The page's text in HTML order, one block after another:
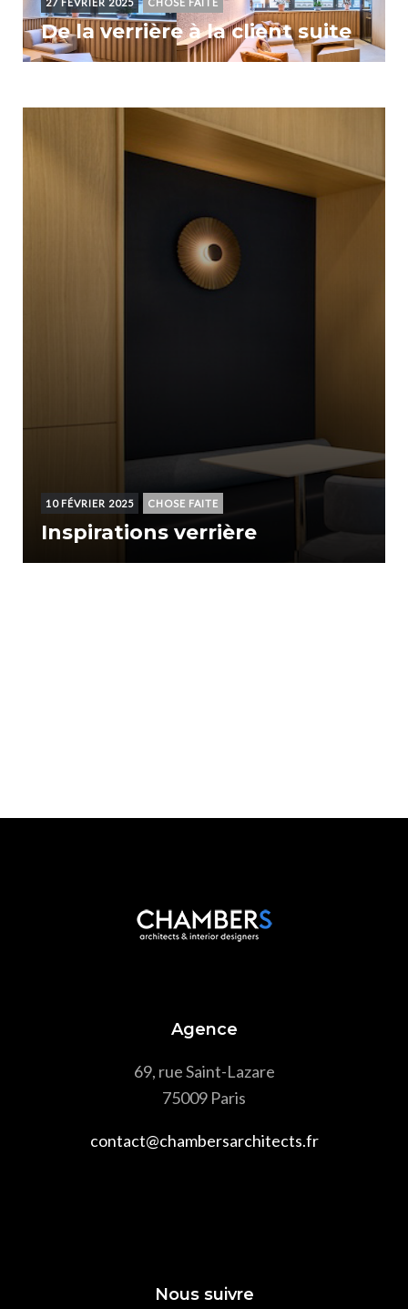
De la verrière à la client suite
10 FÉVRIER 2025 CHOSE FAITE
Inspirations verrière
Agence
69, rue Saint-Lazare
75009 Paris
contact@chambersarchitects.fr
Nous suivre